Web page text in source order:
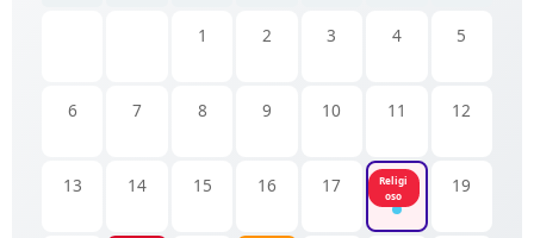
1 2 3 4 5
6 7 8 9 10 11 12
13 14 15 16 17
Religi
oso
18 19